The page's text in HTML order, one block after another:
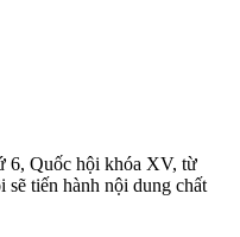
6, Quốc hội khóa XV, từ
sẽ tiến hành nội dung chất